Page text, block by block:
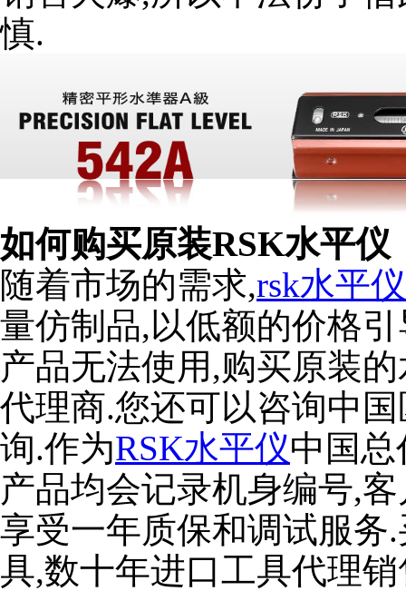
慎.
如何购买原装RSK水平仪
随着市场的需求,rsk水平仪
量仿制品,以低额的价格
产品无法使用,购买原装
代理商.您还可以咨询中
询.作为RSK水平仪中国
产品均会记录机身编号,
享受一年质保和调试服务
具,数十年进口工具代理